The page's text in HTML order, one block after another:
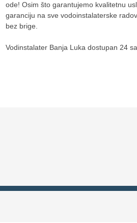
ode! Osim što garantujemo kvalitetnu
garanciju na sve vodoinstalaterske
bez brige.
Vodinstalater Banja Luka dostupan 24